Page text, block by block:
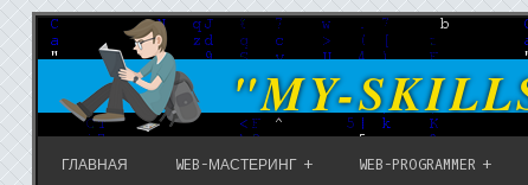
"MY-
ГЛАВНАЯ WEB-МАСТЕРИНГ WEB-PROGRAMMER